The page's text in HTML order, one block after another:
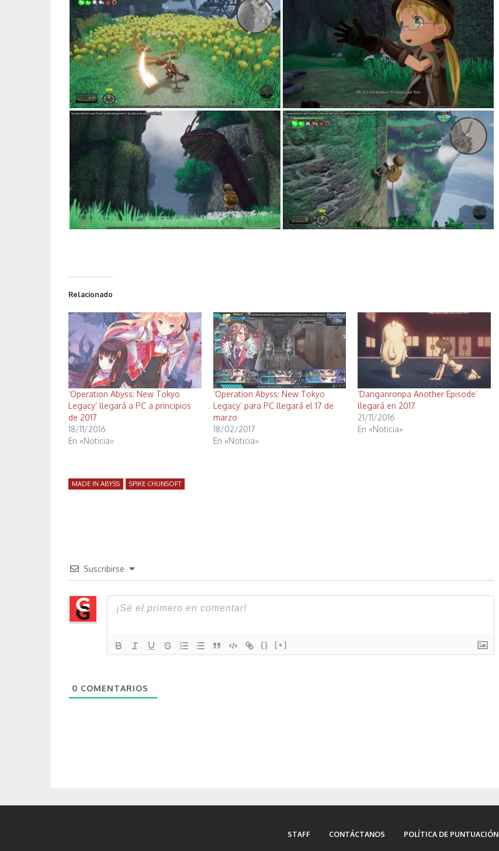
Relacionado
‘Operation Abyss: New Tokyo
Legacy’ llegará a PC a principios
de 2017
18/11/2016
En «Noticia»
‘Operation Abyss: New Tokyo
Legacy’ para PC llegará el 17 de
marzo
18/02/2017
En «Noticia»
‘Danganronpa Another Episode’
llegará en 2017
21/11/2016
En «Noticia»
MADE IN ABYSS SPIKE CHUNSOFT
Suscribirse
{} [+]
0 COMENTARIOS
STAFF CONTÁCTANOS POLÍTICA DE PUNTUACIÓN